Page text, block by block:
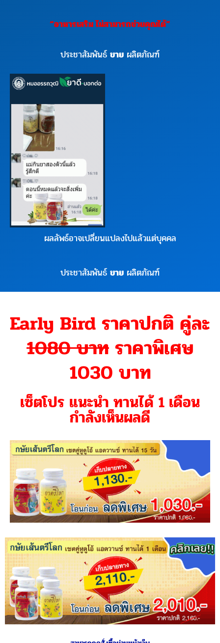
“อาหารเสริมไม่สามารถช่วยคุณได้”
ประชาสัมพันธ์ ขาย ผลิตภัณฑ์
ผลลัพธ์อาจเปลี่ยนแปลงไปแล้วแต่บุคคล
ประชาสัมพันธ์ ขาย ผลิตภัณฑ์
Early Bird ราคาปกติ คู่ละ
1080 บาทราคาพิเศษ
1030 บาท
เซ็ตโปร แนะนำ ทานได้ 1 เดือน
กำลังเห็นผลดี